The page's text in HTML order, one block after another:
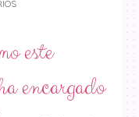
este
encargado